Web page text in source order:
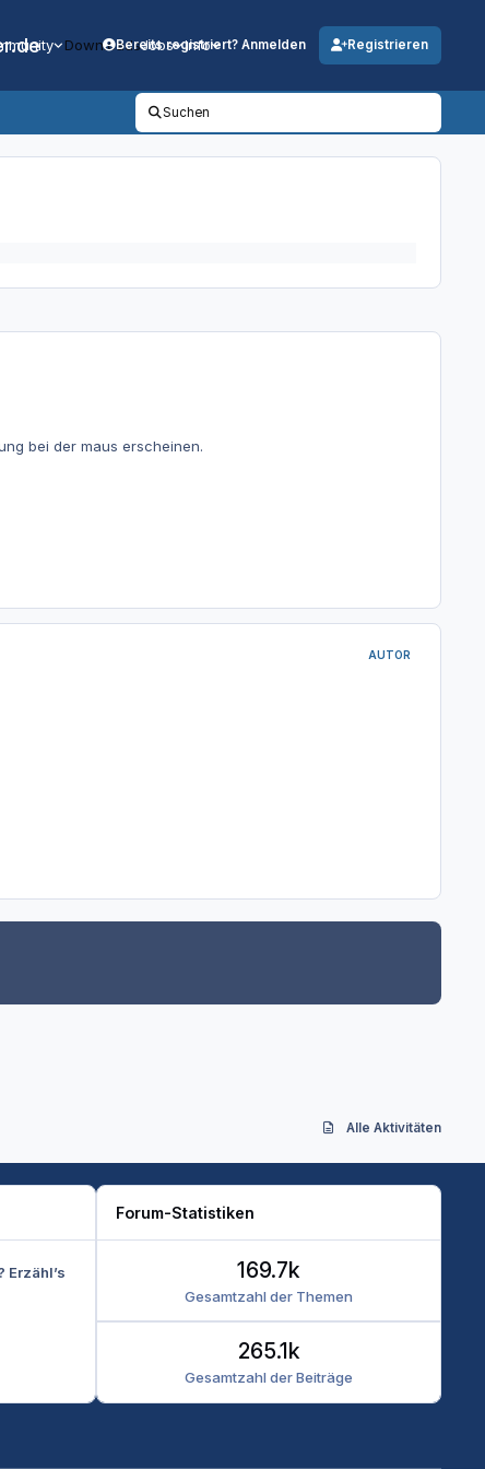
DownloadsJobs Info
Bereits registriert? Anmelden Registrieren
Suchen
bei der maus erscheinen.
AUTOR
Alle Aktivitäten
Erzähl’s
Forum-Statistiken
Gesamtzahl der Themen
169.7k
Gesamtzahl der Beiträge
265.1k